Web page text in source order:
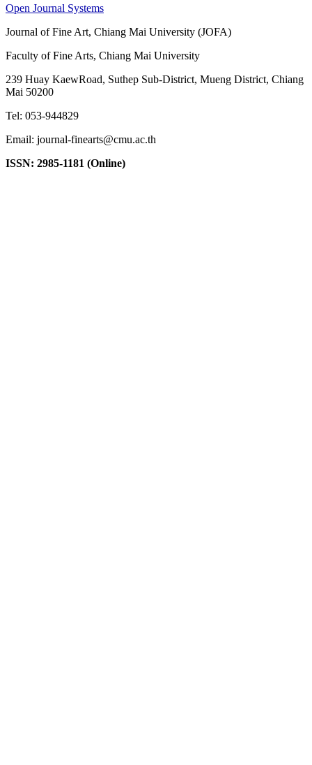
Open Journal Systems
Journal of Fine Art, Chiang Mai University (JOFA)
Faculty of Fine Arts, Chiang Mai University
239 Huay KaewRoad, Suthep Sub-District, Mueng District, Chiang
Mai 50200
Tel: 053-944829
Email: journal-finearts@cmu.ac.th
ISSN: 2985-1181 (Online)